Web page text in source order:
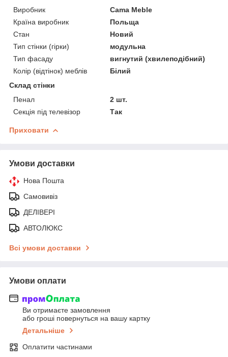
Виробник
Cama Meble
Країна виробник
Польща
Стан
Новий
Тип стінки (гірки)
модульна
Тип фасаду
вигнутий (хвилеподібний)
Колір (відтінок) меблів
Білий
Склад стінки
Пенал
2 шт.
Секція під телевізор
Так
Приховати
Умови доставки
Нова Пошта
Самовивіз
ДЕЛІВЕРІ
АВТОЛЮКС
Всі умови доставки
Умови оплати
Ви отримаєте замовлення
або гроші повернуться на вашу картку
Детальніше
Оплатити частинами